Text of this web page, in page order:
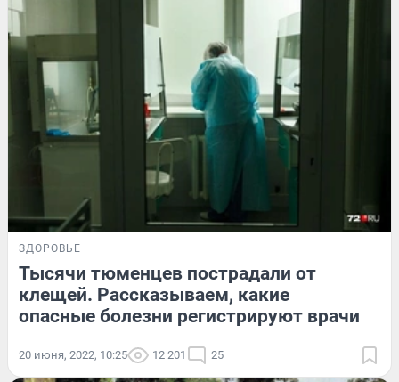
ЗДОРОВЬЕ
Тысячи тюменцев пострадали от
клещей. Рассказываем, какие
опасные болезни регистрируют врачи
20 июня, 2022, 10:25 12 201 25